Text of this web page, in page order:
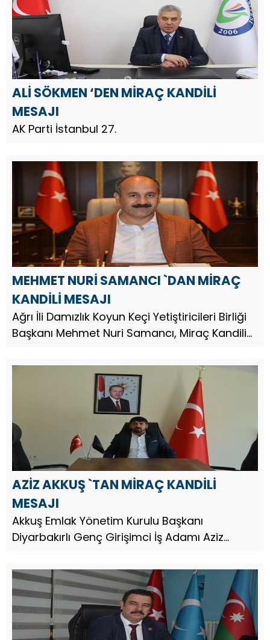
ALİ SÖKMEN ‘DEN MİRAÇ KANDİLİ
MESAJI
AK Parti İstanbul 27.
MEHMET NURİ SAMANCI `DAN MİRAÇ
KANDİLİ MESAJI
Ağrı İli Damızlık Koyun Keçi Yetiştiricileri Birliği
Başkanı Mehmet Nuri Samancı, Miraç Kandili
AZİZ AKKUŞ `TAN MİRAÇ KANDİLİ
MESAJI
Akkuş Emlak Yönetim Kurulu Başkanı
Diyarbakırlı Genç Girişimci İş Adamı Aziz
yayınladı.